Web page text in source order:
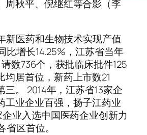
周秋平、倪继红等合影（李
新医药和生物技术实现产值
比增长14.25%，江苏省当年
数736个，获批临床批件125
均居首位，新药上市数21
三。 2014年，江苏省13家企
工业企业百强，扬子江药业
业入选中国医药企业创新力
区首位。